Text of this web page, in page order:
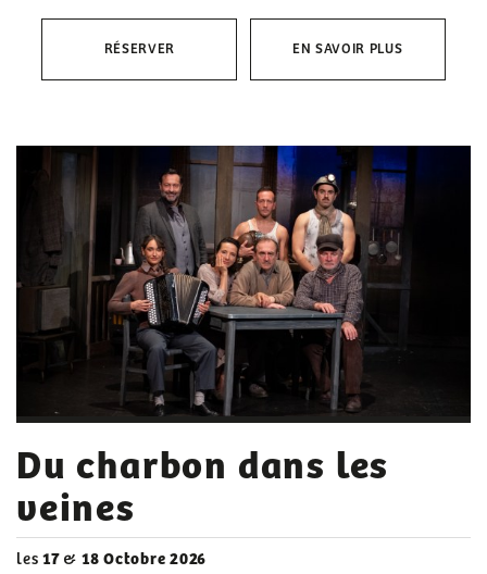
RÉSERVER EN SAVOIR PLUS
Du charbon dans les
veines
les 17 & 18 Octobre 2026